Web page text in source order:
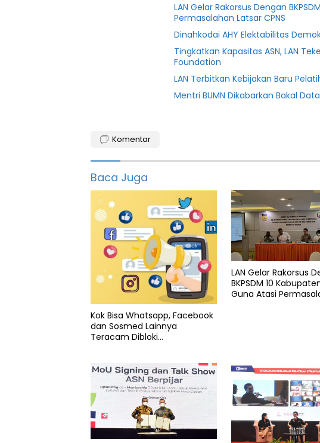
LAN Gelar Rakorsus Dengan
Permasalahan Latsar CPNS
Dinahkodai AHY Elektabilitas
Tingkatkan Kapasitas ASN, LAN
Foundation
LAN Terbitkan Kebijakan Baru
Mentri BUMN Dikabarkan Bakal
uno
Komentar
Baca Juga
Kok Bisa Whatsapp, Facebook
dan Sosmed Lainnya
Teracam Dibloki
LAN Gelar Rakorsus
BKPSDM 10
Guna Atasi